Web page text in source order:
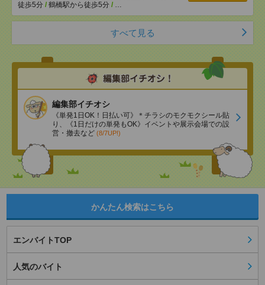
徒歩5分 / 鶴橋駅から徒歩5分 / …
すべて見る
編集部イチオシ
《単発1日OK！日払い可》＊チラシのモクモクシール貼
り、《1日だけの単発もOK》イベントや展示会場での設
営・撤去など (8/7UP!)
かんたん検索はこちら
エンバイトTOP
人気のバイト